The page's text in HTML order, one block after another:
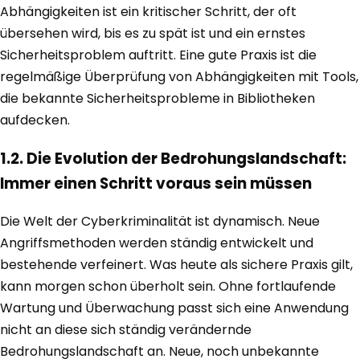
Abhängigkeiten ist ein kritischer Schritt, der oft
übersehen wird, bis es zu spät ist und ein ernstes
Sicherheitsproblem auftritt. Eine gute Praxis ist die
regelmäßige Überprüfung von Abhängigkeiten mit Tools,
die bekannte Sicherheitsprobleme in Bibliotheken
aufdecken.
1.2. Die Evolution der Bedrohungslandschaft:
Immer einen Schritt voraus sein müssen
Die Welt der Cyberkriminalität ist dynamisch. Neue
Angriffsmethoden werden ständig entwickelt und
bestehende verfeinert. Was heute als sichere Praxis gilt,
kann morgen schon überholt sein. Ohne fortlaufende
Wartung und Überwachung passt sich eine Anwendung
nicht an diese sich ständig verändernde
Bedrohungslandschaft an. Neue, noch unbekannte